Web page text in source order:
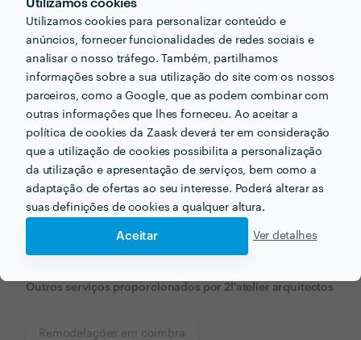
Utilizamos cookies
Utilizamos cookies para personalizar conteúdo e
anúncios, fornecer funcionalidades de redes sociais e
analisar o nosso tráfego. Também, partilhamos
informações sobre a sua utilização do site com os nossos
parceiros, como a Google, que as podem combinar com
outras informações que lhes forneceu. Ao aceitar a
política de cookies da Zaask deverá ter em consideração
que a utilização de cookies possibilita a personalização
da utilização e apresentação de serviços, bem como a
adaptação de ofertas ao seu interesse. Poderá alterar as
suas definições de cookies a qualquer altura.
Aceitar Ver detalhes
Receba várias propostas de profissionais como
2l'atelier arquitectosem poucas horas.
Outros serviços proporcionados por 2l'atelier arquitectos
Remodelações em coimbra